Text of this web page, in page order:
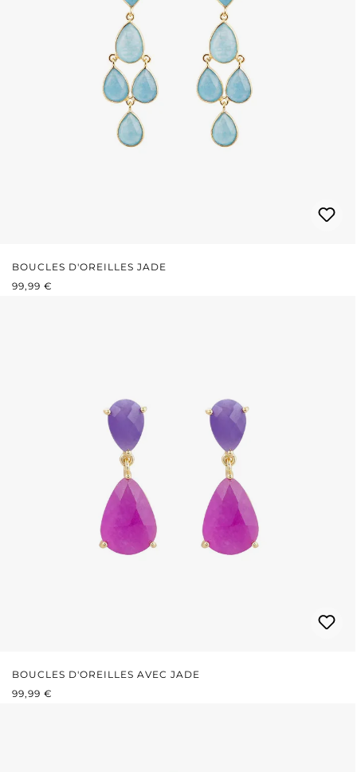
BOUCLES D'OREILLES JADE
PRIX RÉGULIER :
99,99 €
BOUCLES D'OREILLES AVEC JADE
PRIX RÉGULIER :
99,99 €